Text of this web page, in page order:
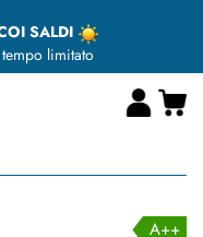
SALDI
limitato
A++